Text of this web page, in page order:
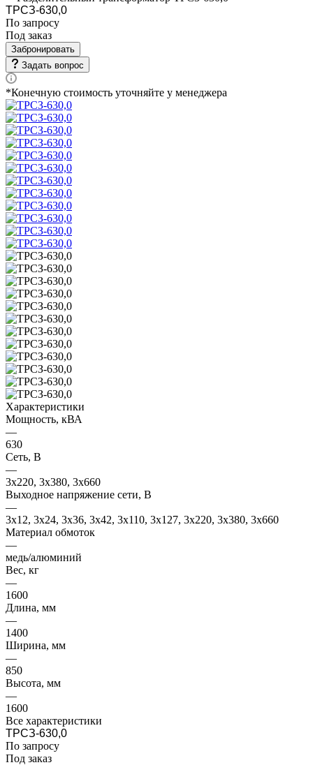
ТРСЗ-630,0
По запросу
Под заказ
Забронировать
Задать вопрос
*Конечную стоимость уточняйте у менеджера
Характеристики
Мощность, кВА
—
630
Сеть, В
—
3x220, 3х380, 3x660
Выходное напряжение сети, В
—
3x12, 3x24, 3x36, 3x42, 3x110, 3x127, 3x220, 3x380, 3x660
Материал обмоток
—
медь/алюминий
Вес, кг
—
1600
Длина, мм
—
1400
Ширина, мм
—
850
Высота, мм
—
1600
Все характеристики
ТРСЗ-630,0
По запросу
Под заказ